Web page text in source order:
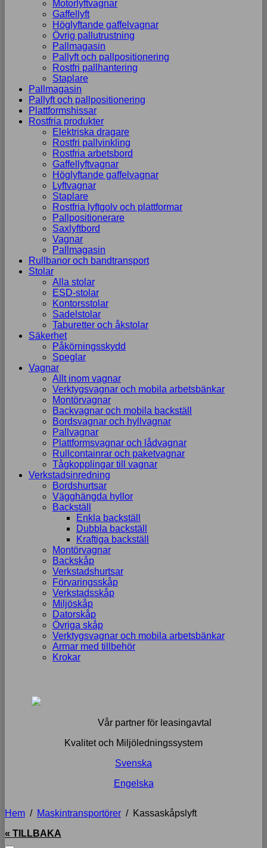
Motorlyftvagnar
Gaffellyft
Höglyftande gaffelvagnar
Övrig pallutrustning
Pallmagasin
Pallyft och pallpositionering
Rostfri pallhantering
Staplare
Pallmagasin
Pallyft och pallpositionering
Plattformshissar
Rostfria produkter
Elektriska dragare
Rostfri pallvinkling
Rostfria arbetsbord
Gaffellyftvagnar
Höglyftande gaffelvagnar
Lyftvagnar
Staplare
Rostfria lyftgolv och plattformar
Pallpositionerare
Saxlyftbord
Vagnar
Pallmagasin
Rullbanor och bandtransport
Stolar
Alla stolar
ESD-stolar
Kontorsstolar
Sadelstolar
Taburetter och åkstolar
Säkerhet
Påkörningsskydd
Speglar
Vagnar
Allt inom vagnar
Verktygsvagnar och mobila arbetsbänkar
Montörvagnar
Backvagnar och mobila backställ
Bordsvagnar och hyllvagnar
Pallvagnar
Plattformsvagnar och lådvagnar
Rullcontainrar och paketvagnar
Tågkopplingar till vagnar
Verkstadsinredning
Bordshurtsar
Vägghängda hyllor
Backställ
Enkla backställ
Dubbla backställ
Kraftiga backställ
Montörvagnar
Backskåp
Verkstadshurtsar
Förvaringsskåp
Verkstadsskåp
Miljöskåp
Datorskåp
Övriga skåp
Verktygsvagnar och mobila arbetsbänkar
Armar med tillbehör
Krokar
Vår partner för leasingavtal
Kvalitet och Miljöledningssystem
Svenska
Engelska
Hem / Maskintransportörer / Kassaskåpslyft
« TILLBAKA